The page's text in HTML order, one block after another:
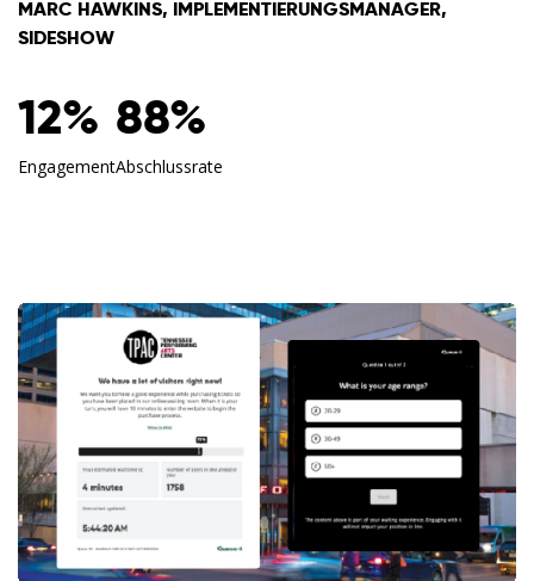
MARC HAWKINS, IMPLEMENTIERUNGSMANAGER,
SIDESHOW
12%
Engagement
88%
Abschlussrate